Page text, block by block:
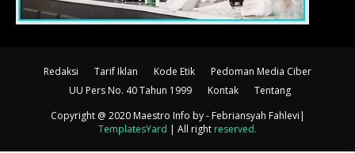
Redaksi Tarif Iklan Kode Etik
Pedoman Media Ciber
UU Pers No. 40 Tahun 1999
Kontak
Tentang
Copyright @ 2020 Maestro Info by - Febriansyah Fahlevi|
TemplatesYard | All right reserved.